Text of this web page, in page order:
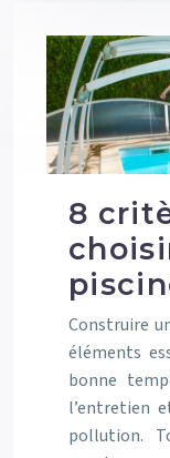
8
Construire
éléments
bonne
l’entretien
pollution.